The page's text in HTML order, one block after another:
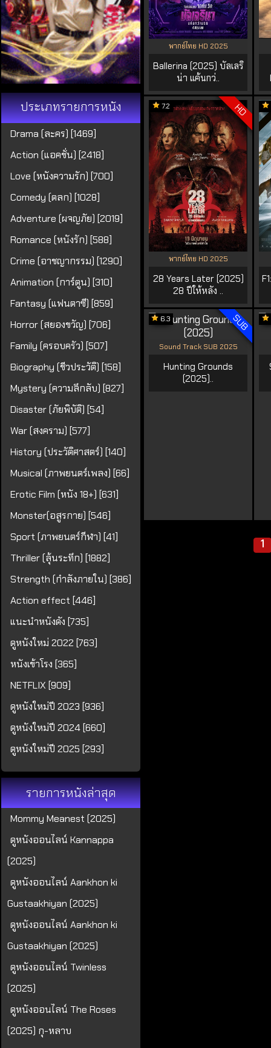
ประเภทรายการหนัง
Drama (ละคร) [1469]
Action (แอคชั่น) [2418]
Love (หนังความรัก) [700]
Comedy (ตลก) [1028]
Adventure (ผจญภัย) [2019]
Romance (หนังรัก) [588]
Crime (อาชญากรรม) [1290]
Animation (การ์ตูน) [310]
Fantasy (แฟนตาซี) [859]
Horror (สยองขวัญ) [706]
Family (ครอบครัว) [507]
Biography (ชีวประวัติ) [158]
Mystery (ความลึกลับ) [827]
Disaster (ภัยพิบัติ) [54]
War (สงคราม) [577]
History (ประวัติศาสตร์) [140]
Musical (ภาพยนตร์เพลง) [66]
Erotic Film (หนัง 18+) [631]
Monster(อสูรกาย) [546]
Sport (ภาพยนตร์กีฬา) [41]
Thriller (ลุ้นระทึก) [1882]
Strength (กำลังภายใน) [386]
Action effect [446]
แนะนำหนังดัง [735]
ดูหนังใหม่ 2022 [763]
หนังเข้าโรง [365]
NETFLIX [909]
ดูหนังใหม่ปี 2023 [936]
ดูหนังใหม่ปี 2024 [660]
ดูหนังใหม่ปี 2025 [293]
รายการหนังล่าสุด
Mommy Meanest (2025)
ดูหนังออนไลน์ Kannappa
(2025)
ดูหนังออนไลน์ Aankhon ki
Gustaakhiyan (2025)
ดูหนังออนไลน์ Aankhon ki
Gustaakhiyan (2025)
ดูหนังออนไลน์ Twinless
(2025)
ดูหนังออนไลน์ The Roses
(2025) กุ-หลาบ
พากย์ไทย HD 2025
Ballerina (2025) บัลเลริ
น่า แค้นกว่..
HD
7.2
พากย์ไทย HD 2025
28 Years Later (2025)
28 ปีให้หลัง ..
SUB
6.3
Sound Track SUB 2025
Hunting Grounds
(2025)..
1